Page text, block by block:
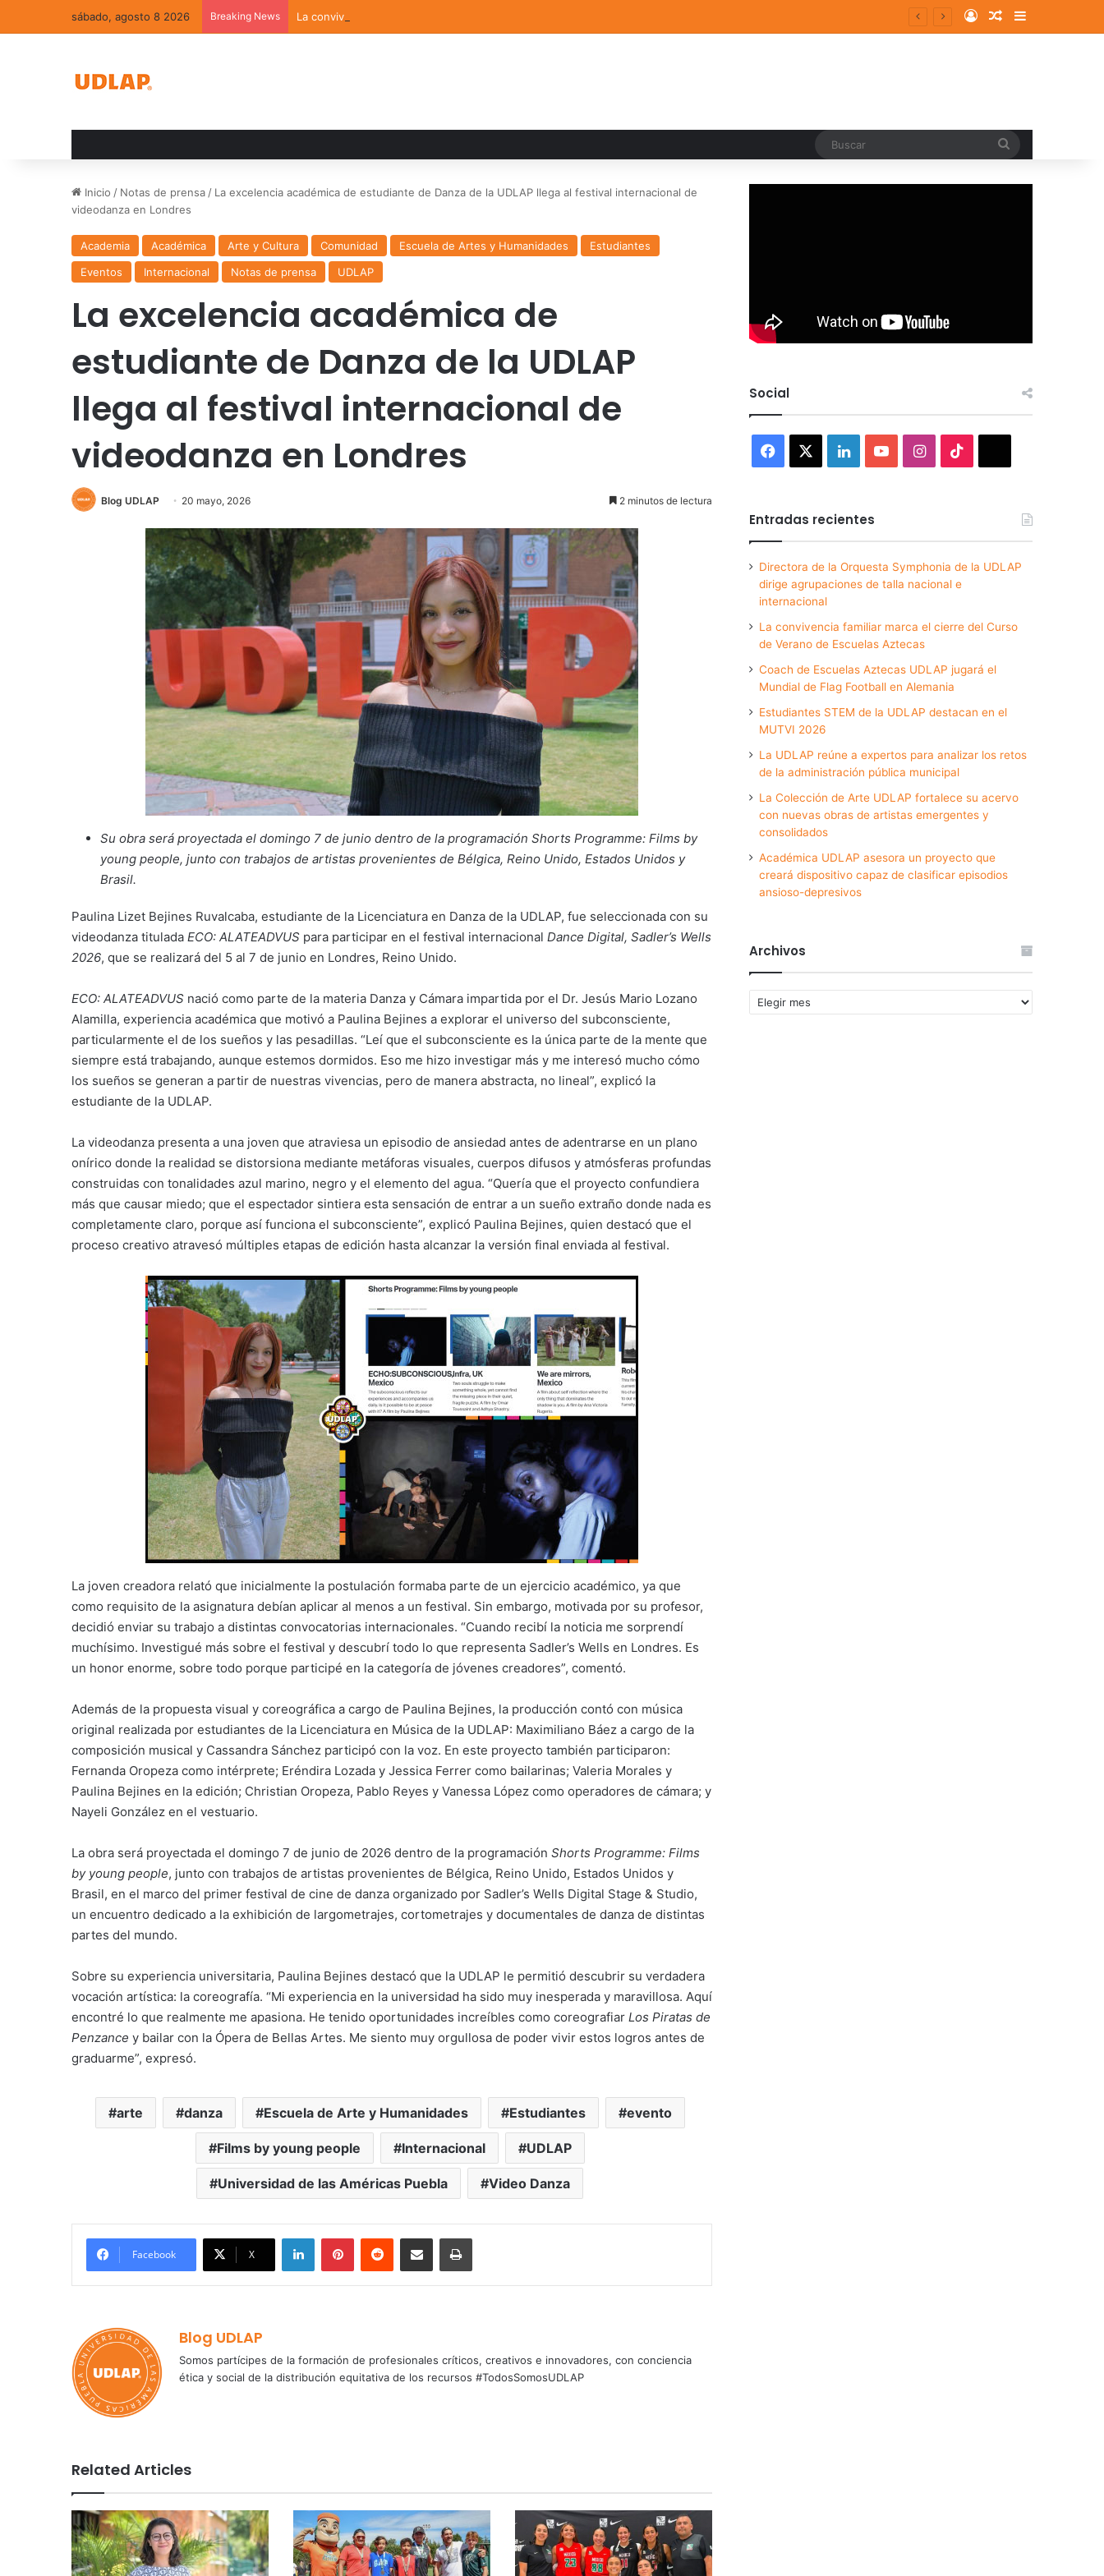
sábado, agosto 8 2026 Breaking News La convivencia familiar marca el cierre del Curso de Verano de Escuelas Aztecas Log InRandom Article
Sidebar
Inicio / Notas de prensa / La excelencia académica de estudiante de Danza de la UDLAP llega al festival internacional de
videodanza en Londres
Academia Académica Arte y Cultura Comunidad Escuela de Artes y Humanidades
Estudiantes
Eventos
Internacional Notas de prensa UDLAP
La excelencia académica de
estudiante de Danza de la UDLAP
llega al festival internacional de
videodanza en Londres
Blog UDLAP 20 mayo, 2026 2 minutos de lectura
Su obra será proyectada el domingo 7 de junio dentro de la programación Shorts Programme: Films by
young people, junto con trabajos de artistas provenientes de Bélgica, Reino Unido, Estados Unidos y
Brasil.
Paulina Lizet Bejines Ruvalcaba, estudiante de la Licenciatura en Danza de la UDLAP, fue seleccionada con su
videodanza titulada ECO: ALATEADVUS para participar en el festival internacional Dance Digital, Sadler’s Wells
2026, que se realizará del 5 al 7 de junio en Londres, Reino Unido.
ECO: ALATEADVUS nació como parte de la materia Danza y Cámara impartida por el Dr. Jesús Mario Lozano
Alamilla, experiencia académica que motivó a Paulina Bejines a explorar el universo del subconsciente,
particularmente el de los sueños y las pesadillas. “Leí que el subconsciente es la única parte de la mente que
siempre está trabajando, aunque estemos dormidos. Eso me hizo investigar más y me interesó mucho cómo
los sueños se generan a partir de nuestras vivencias, pero de manera abstracta, no lineal”, explicó la
estudiante de la UDLAP.
La videodanza presenta a una joven que atraviesa un episodio de ansiedad antes de adentrarse en un plano
onírico donde la realidad se distorsiona mediante metáforas visuales, cuerpos difusos y atmósferas profundas
construidas con tonalidades azul marino, negro y el elemento del agua. “Quería que el proyecto confundiera
más que causar miedo; que el espectador sintiera esta sensación de entrar a un sueño extraño donde nada es
completamente claro, porque así funciona el subconsciente”, explicó Paulina Bejines, quien destacó que el
proceso creativo atravesó múltiples etapas de edición hasta alcanzar la versión final enviada al festival.
La joven creadora relató que inicialmente la postulación formaba parte de un ejercicio académico, ya que
como requisito de la asignatura debían aplicar al menos a un festival. Sin embargo, motivada por su profesor,
decidió enviar su trabajo a distintas convocatorias internacionales. “Cuando recibí la noticia me sorprendí
muchísimo. Investigué más sobre el festival y descubrí todo lo que representa Sadler’s Wells en Londres. Es
un honor enorme, sobre todo porque participé en la categoría de jóvenes creadores”, comentó.
Además de la propuesta visual y coreográfica a cargo de Paulina Bejines, la producción contó con música
original realizada por estudiantes de la Licenciatura en Música de la UDLAP: Maximiliano Báez a cargo de la
composición musical y Cassandra Sánchez participó con la voz. En este proyecto también participaron:
Fernanda Oropeza como intérprete; Eréndira Lozada y Jessica Ferrer como bailarinas; Valeria Morales y
Paulina Bejines en la edición; Christian Oropeza, Pablo Reyes y Vanessa López como operadores de cámara; y
Nayeli González en el vestuario.
La obra será proyectada el domingo 7 de junio de 2026 dentro de la programación Shorts Programme: Films
by young people, junto con trabajos de artistas provenientes de Bélgica, Reino Unido, Estados Unidos y
Brasil, en el marco del primer festival de cine de danza organizado por Sadler’s Wells Digital Stage & Studio,
un encuentro dedicado a la exhibición de largometrajes, cortometrajes y documentales de danza de distintas
partes del mundo.
Sobre su experiencia universitaria, Paulina Bejines destacó que la UDLAP le permitió descubrir su verdadera
vocación artística: la coreografía. “Mi experiencia en la universidad ha sido muy inesperada y maravillosa. Aquí
encontré lo que realmente me apasiona. He tenido oportunidades increíbles como coreografiar Los Piratas de
Penzance y bailar con la Ópera de Bellas Artes. Me siento muy orgullosa de poder vivir estos logros antes de
graduarme”, expresó.
arte danza Escuela de Arte y Humanidades Estudiantes evento
Films by young people Internacional UDLAP
Universidad de las Américas Puebla Video Danza
Facebook X
LinkedInPinterestReddit Share via Email Print
Blog UDLAP
Somos partícipes de la formación de profesionales críticos, creativos e innovadores, con conciencia
ética y social de la distribución equitativa de los recursos #TodosSomosUDLAP
Related Articles
Social
Facebook LinkedInYouTubeInstagram
Entradas recientes
Directora de la Orquesta Symphonia de la UDLAP
dirige agrupaciones de talla nacional e
internacional
La convivencia familiar marca el cierre del Curso
de Verano de Escuelas Aztecas
Coach de Escuelas Aztecas UDLAP jugará el
Mundial de Flag Football en Alemania
Estudiantes STEM de la UDLAP destacan en el
MUTVI 2026
La UDLAP reúne a expertos para analizar los retos
de la administración pública municipal
La Colección de Arte UDLAP fortalece su acervo
con nuevas obras de artistas emergentes y
consolidados
Académica UDLAP asesora un proyecto que
creará dispositivo capaz de clasificar episodios
ansioso-depresivos
Archivos
Archivos